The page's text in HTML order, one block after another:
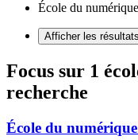
École du
Afficher les résultats
Focus sur 1
recherche
École du